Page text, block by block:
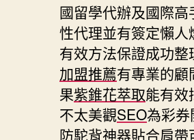
國留學代辦及國際
性代理並有簽定懶
有效方法保證成功
加盟推薦有專業的
果紫錐花萃取能有效
不太美觀SEO為彩
防駝背神器貼合肩帶